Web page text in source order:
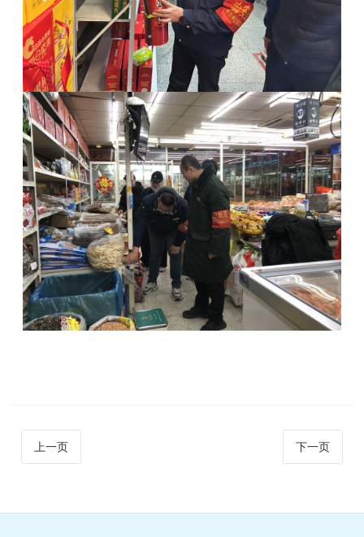
上一页 下一页